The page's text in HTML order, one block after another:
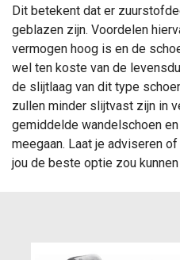
Dit betekent dat er
geblazen zijn. Voordelen
vermogen hoog is en de
wel ten koste van de
de slijtlaag van dit type
zullen minder slijtvast zijn in
gemiddelde wandelschoen
meegaan. Laat je adviseren
jou de beste optie zou kunnen